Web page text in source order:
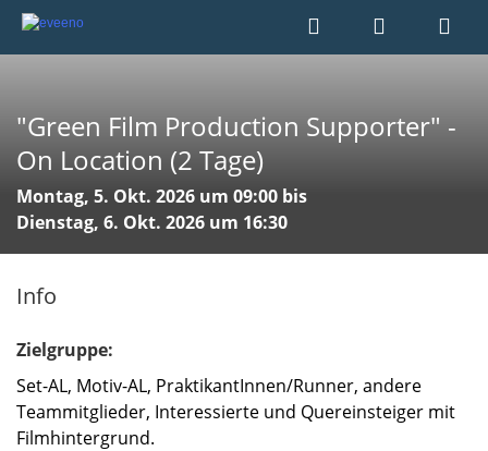
"Green Film Production Supporter" -
On Location (2 Tage)
Montag, 5. Okt. 2026 um 09:00 bis
Dienstag, 6. Okt. 2026 um 16:30
Info
Zielgruppe:
Set-AL, Motiv-AL, PraktikantInnen/Runner, andere
Teammitglieder, Interessierte und Quereinsteiger mit
Filmhintergrund.